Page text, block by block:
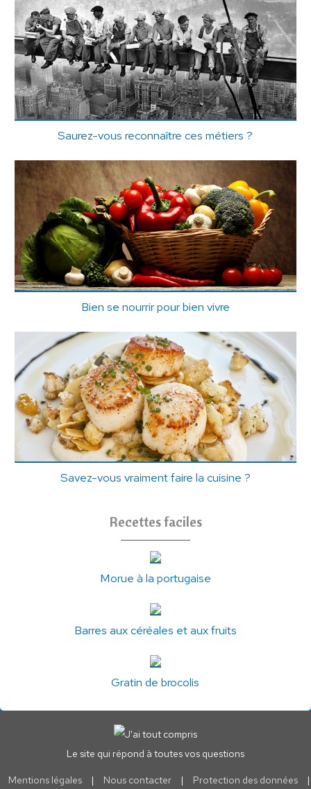
Saurez-vous reconnaître ces métiers ?
Bien se nourrir pour bien vivre
Savez-vous vraiment faire la cuisine ?
Recettes faciles
Morue à la portugaise
Barres aux céréales et aux fruits
Gratin de brocolis
Le site qui répond à toutes vos questions
Mentions légales | Nous contacter | Protection des données |